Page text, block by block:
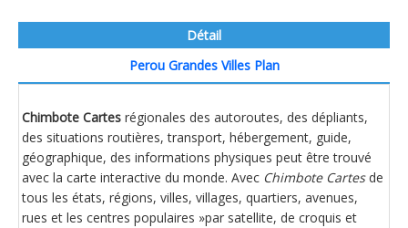
Détail
Perou Grandes Villes Plan
Chimbote Cartes régionales des autoroutes, des dépliants,
des situations routières, transport, hébergement, guide,
géographique, des informations physiques peut être trouvé
avec la carte interactive du monde. Avec Chimbote Cartesde
tous les états, régions, villes, villages, quartiers, avenues,
rues et les centres populaires »par satellite, de croquis et